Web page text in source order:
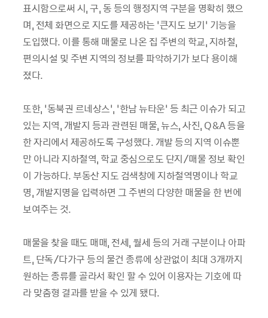
표시함으로써 시, 구, 동 등의 행정지역 구분을 명확히 했으
며, 전체 화면으로 지도를 제공하는 ‘큰지도 보기’ 기능을
도입했다. 이를 통해 매물로 나온 집 주변의 학교, 지하철,
편의시설 및 주변 지역의 정보를 파악하기가 보다 용이해
졌다.
또한, ‘동북권 르네상스’, ‘한남 뉴타운’ 등 최근 이슈가 되고
있는 지역, 개발지 등과 관련된 매물, 뉴스, 사진, Q&A 등을
한 자리에서 제공하도록 구성했다. 개발 등의 지역 이슈뿐
만 아니라 지하철역, 학교 중심으로도 단지/매물 정보 확인
이 가능하다. 부동산 지도 검색창에 지하철역명이나 학교
명, 개발지명을 입력하면 그 주변의 다양한 매물을 한 번에
보여주는 것.
매물을 찾을 때도 매매, 전세, 월세 등의 거래 구분이나 아파
트, 단독/다가구 등의 물건 종류에 상관없이 최대 3개까지
원하는 종류를 골라서 확인 할 수 있어 이용자는 기호에 따
라 맞춤형 결과를 받을 수 있게 됐다.